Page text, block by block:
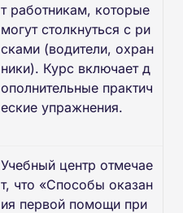
т работникам, которые
могут столкнуться с ри
сками (водители, охран
ники). Курс включает д
ополнительные практич
еские упражнения.
Учебный центр отмечае
т, что «Способы оказан
ия первой помощи при